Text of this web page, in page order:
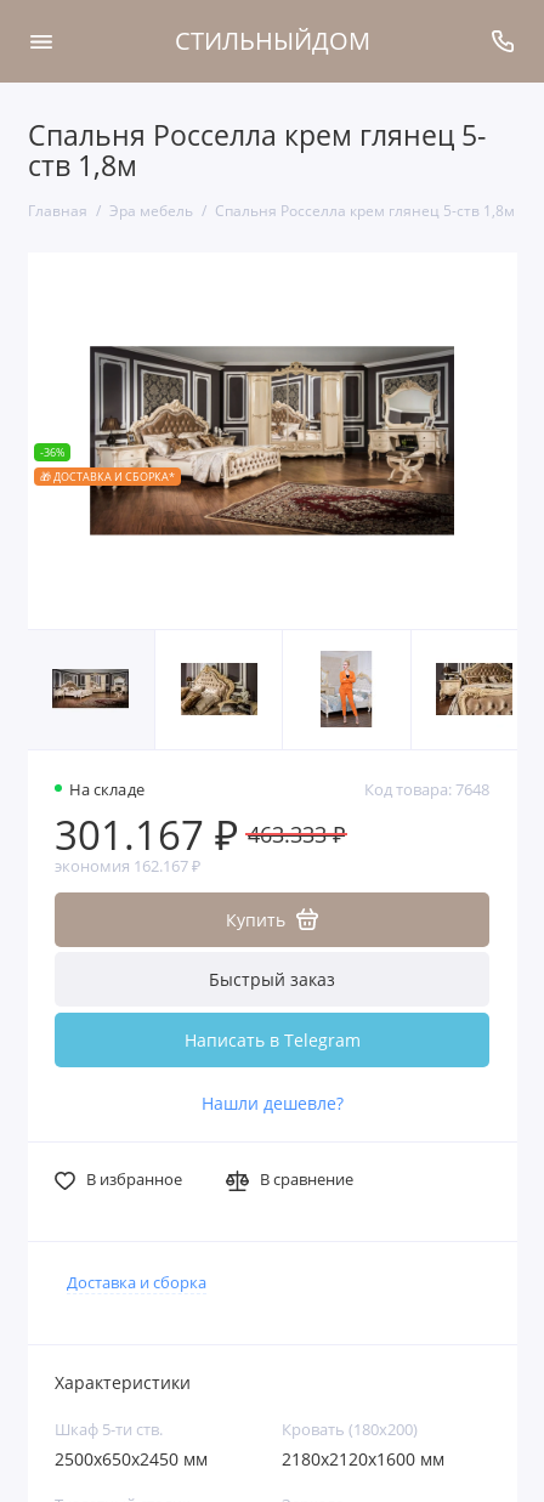
СТИЛЬНЫЙДОМ
Спальня Росселла крем глянец 5-
ств 1,8м
Главная Эра мебель Спальня Росселла крем глянец 5-ств 1,8м
-36%
🎁 ДОСТАВКА И СБОРКА*
На складе Код товара: 7648
301.167 ₽ 463.333 ₽
экономия 162.167 ₽
Купить
Быстрый заказ
Написать в Telegram
Нашли дешевле?
В избранное В сравнение
Доставка и сборка
Характеристики
Шкаф 5-ти ств.
2500x650x2450 мм
Кровать (180х200)
2180x2120x1600 мм